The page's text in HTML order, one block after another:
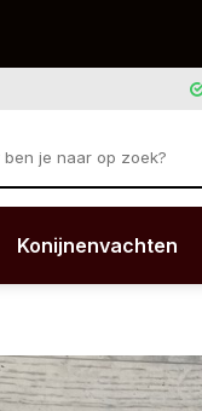
Konijnenvachten